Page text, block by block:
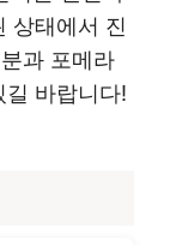
상태에서 진
과 포메라
길 바랍니다!